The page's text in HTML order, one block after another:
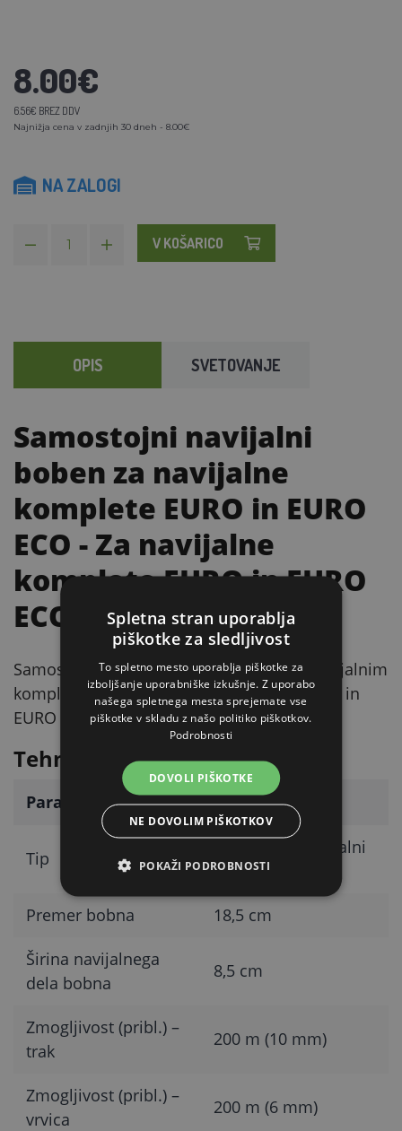
8.00€
6.56€ BREZ DDV
Najnižja cena v zadnjih 30 dneh - 8.00€
NA ZALOGI
V KOŠARICO
OPIS SVETOVANJE
Samostojni navijalni
boben za navijalne
komplete EURO in EURO
ECO - Za navijalne
komplete EURO in EURO
ECO
Samostojni navijalni boben, namenjen navijalnim
kompletom EURO (št. artikla KERBL 441041) in
EURO ECO (št. artikla KERBL 441040).
Tehnični parametri
Parameter Vrednost
Tip
samostojni navijalni
boben
Premer bobna 18,5 cm
Širina navijalnega
dela bobna
8,5 cm
Zmogljivost (pribl.) –
trak
200 m (10 mm)
Zmogljivost (pribl.) –
vrvica
200 m (6 mm)
Spletna stran uporablja
piškotke za sledljivost
To spletno mesto uporablja piškotke za
izboljšanje uporabniške izkušnje. Z uporabo
našega spletnega mesta sprejemate vse
piškotke v skladu z našo politiko piškotkov.
Podrobnosti
DOVOLI PIŠKOTKE
NE DOVOLIM PIŠKOTKOV
POKAŽI PODROBNOSTI